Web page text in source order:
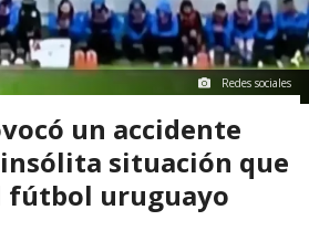
Redes sociales
un accidente
situación que
fútbol uruguayo